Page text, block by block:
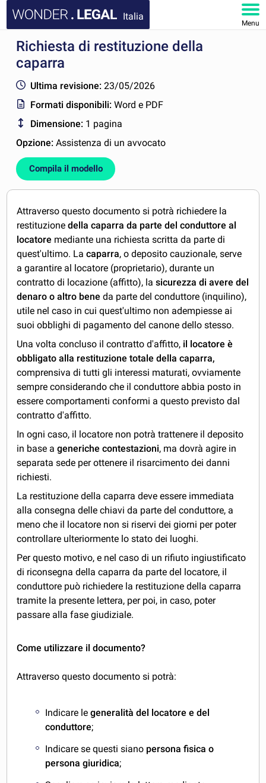
Italia
Menu
HOMEPAGE
FAQ
IL MIO ACCOUNT
Richiesta di restituzione della
caparra
Ultima revisione: 23/05/2026
Formati disponibili:Word e PDF
Dimensione: 1 pagina
Opzione:Assistenza di un avvocato
Compila il modello
Attraverso questo documento si potrà richiedere la
restituzionedella caparra da parte del conduttore al
locatore mediante una richiesta scritta da parte di
quest'ultimo. Lacaparra, o deposito cauzionale, serve
a garantire al locatore (proprietario), durante un
contratto di locazione (affitto), la sicurezza di avere del
denaro o altro bene da parte del conduttore (inquilino),
utile nel caso in cui quest'ultimo non adempiesse ai
suoi obblighi di pagamento del canone dello stesso.
Una volta concluso il contratto d'affitto, il locatore è
obbligato alla restituzione totale della caparra,
comprensiva di tutti gli interessi maturati, ovviamente
sempre considerando che il conduttore abbia posto in
essere comportamenti conformi a questo previsto dal
contratto d'affitto.
In ogni caso, il locatore non potrà trattenere il deposito
in base ageneriche contestazioni, ma dovrà agire in
separata sede per ottenere il risarcimento dei danni
richiesti.
La restituzione della caparra deve essere immediata
alla consegna delle chiavi da parte del conduttore, a
meno che il locatore non si riservi dei giorni per poter
controllare ulteriormente lo stato dei luoghi.
Per questo motivo, e nel caso di un rifiuto ingiustificato
di riconsegna della caparra da parte del locatore, il
conduttore può richiedere la restituzione della caparra
tramite la presente lettera, per poi, in caso, poter
passare alla fase giudiziale.
Come utilizzare il documento?
Attraverso questo documento si potrà:
Indicare legeneralità del locatore e del
conduttore;
Indicare se questi siano persona fisica o
persona giuridica;